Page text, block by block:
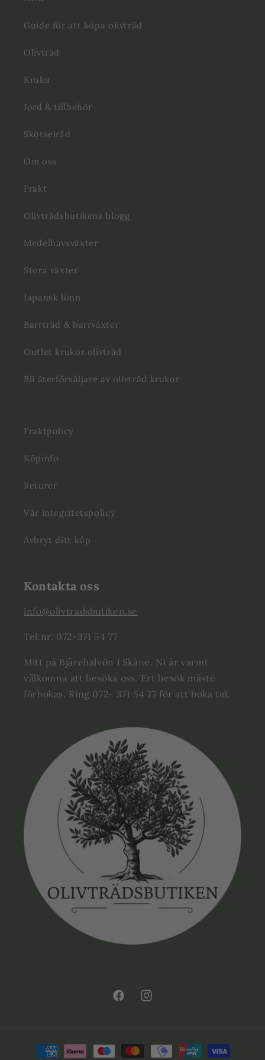
Guide för att köpa olivträd
Olivträd
Kruka
Jord & tillbehör
Skötselråd
Om oss
Frakt
Olivträdsbutikens blogg
Medelhavsväxter
Stora växter
Japansk lönn
Barrträd & barrväxter
Outlet krukor olivträd
Bli återförsäljare av olivträd krukor
Fraktpolicy
Köpinfo
Returer
Vår integritetspolicy
Avbryt ditt köp
Kontakta oss
info@olivtradsbutiken.se
Tel.nr. 072-371 54 77
Mitt på Bjärehalvön i Skåne. Ni är varmt
välkomna att besöka oss. Ert besök måste
förbokas. Ring 072- 371 54 77 för att boka tid.
FacebookInstagram
Betalningsmetoder